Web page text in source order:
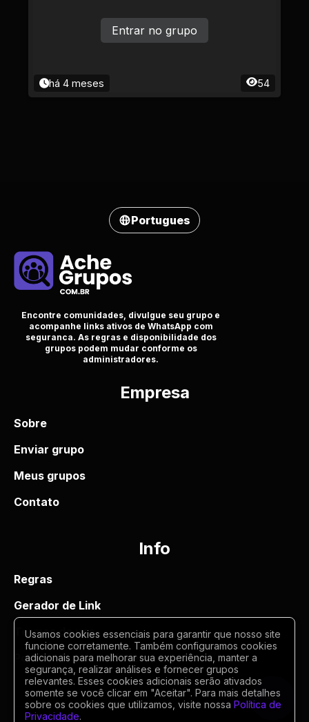
há 4 meses 54
Entrar no grupo
Portugues
Encontre comunidades, divulgue seu grupo e
acompanhe links ativos de WhatsApp com
seguranca. As regras e disponibilidade dos
grupos podem mudar conforme os
administradores.
Empresa
Sobre
Enviar grupo
Meus grupos
Contato
Info
Regras
Gerador de Link
Termos de uso
Politica de privacidade
Usamos cookies essenciais para garantir que nosso site
funcione corretamente. Também configuramos cookies
adicionais para melhorar sua experiência, manter a
segurança, realizar análises e fornecer grupos
relevantes. Esses cookies adicionais serão ativados
somente se você clicar em "Aceitar". Para mais detalhes
sobre os cookies que utilizamos, visite nossa Política de
Privacidade.